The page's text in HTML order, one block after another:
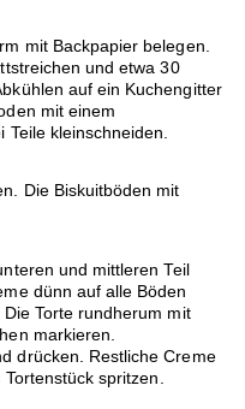
mit Backpapier belegen.
und etwa 30
auf ein Kuchengitter
mit einem
Teile kleinschneiden.
Die Biskuitböden mit
und mittleren Teil
dünn auf alle Böden
Torte rundherum mit
markieren.
drücken. Restliche Creme
spritzen.